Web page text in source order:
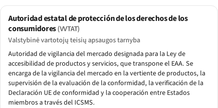
Autoridad estatal de protección de los derechos de los
consumidores(VVTAT)
Valstybinė vartotojų teisių apsaugos tarnyba
Autoridad de vigilancia del mercado designada para la Ley de
accesibilidad de productos y servicios, que transpone el EAA. Se
encarga de la vigilancia del mercado en la vertiente de productos, la
supervisión de la evaluación de la conformidad, la verificación de la
Declaración UE de conformidad y la cooperación entre Estados
miembros a través del ICSMS.